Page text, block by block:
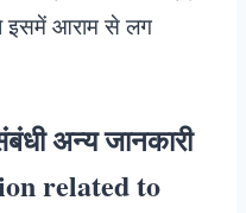
इसमें आराम से लग
अन्य जानकारी
related to